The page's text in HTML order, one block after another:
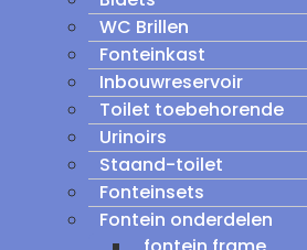
WC Brillen
Fonteinkast
Inbouwreservoir
Toilet toebehorende
Urinoirs
Staand-toilet
Fonteinsets
Fontein onderdelen